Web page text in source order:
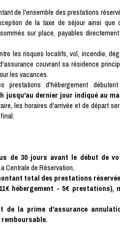
de l'ensemble des prestations
de la taxe de séjour ainsi que
sur place, payables
les risques locatifs, vol, incendie,
couvrant sa résidence
les vacances.
prestations d'hébergement
jusqu'au dernier jour indiqué au
les horaires d'arrivée et de départ
de 30 jours avant le début de
Centrale de Réservation,
total des prestations
hébergement - 5€ prestations),
la prime d'assurance